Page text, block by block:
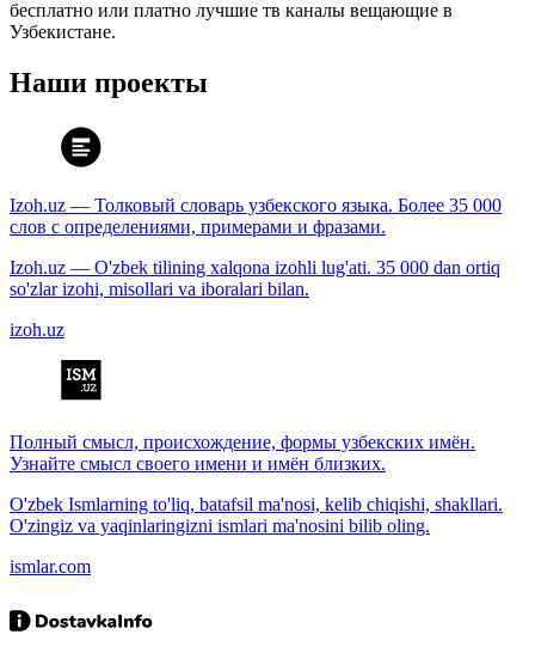
бесплатно или платно лучшие тв каналы вещающие в
Узбекистане.
Наши проекты
Izoh.uz — Толковый словарь узбекского языка. Более 35 000
слов с определениями, примерами и фразами.
Izoh.uz — O'zbek tilining xalqona izohli lug'ati. 35 000 dan ortiq
so'zlar izohi, misollari va iboralari bilan.
izoh.uz
Полный смысл, происхождение, формы узбекских имён.
Узнайте смысл своего имени и имён близких.
O'zbek Ismlarning to'liq, batafsil ma'nosi, kelib chiqishi, shakllari.
O'zingiz va yaqinlaringizni ismlari ma'nosini bilib oling.
ismlar.com